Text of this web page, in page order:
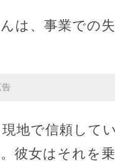
は、事業での
告
地で信頼して
彼女はそれを